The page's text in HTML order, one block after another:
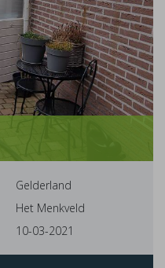
Gelderland
Het Menkveld
10-03-2021